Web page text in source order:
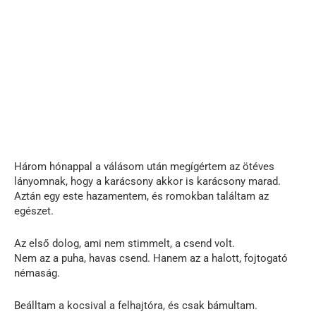
Három hónappal a válásom után megígértem az ötéves
lányomnak, hogy a karácsony akkor is karácsony marad.
Aztán egy este hazamentem, és romokban találtam az
egészet.
Az első dolog, ami nem stimmelt, a csend volt.
Nem az a puha, havas csend. Hanem az a halott, fojtogató
némaság.
Beálltam a kocsival a felhajtóra, és csak bámultam.